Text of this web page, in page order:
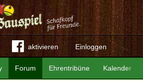
aktivieren Einloggen
Forum Ehrentribüne Kalender